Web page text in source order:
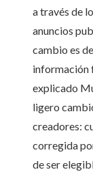
a través de
anuncios
cambio es
información
explicado
ligero
creadores:
corregida
de ser